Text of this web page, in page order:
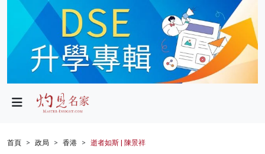
政局
財經
首頁 政局 香港 逝者如斯 | 陳景祥